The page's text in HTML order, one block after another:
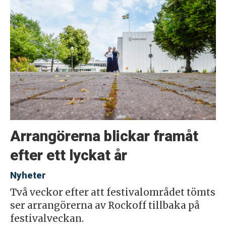
Arrangörerna blickar framåt
efter ett lyckat år
Nyheter
Två veckor efter att festivalområdet tömts
ser arrangörerna av Rockoff tillbaka på
festivalveckan.